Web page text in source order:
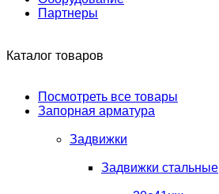
Партнеры
Каталог товаров
Посмотреть все товары
Запорная арматура
Задвижки
Задвижки стальные